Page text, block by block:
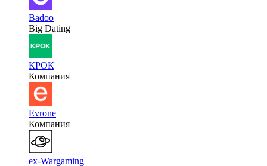
Badoo
Big Dating
КРОК
Компания
Evrone
Компания
ex-Wargaming